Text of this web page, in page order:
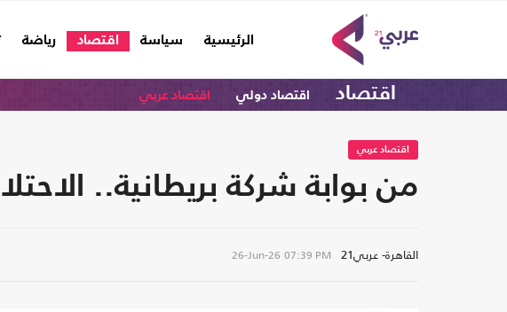
الرئيسية
(current) سياسة اقتصاد رياضة
اقتصاد اقتصاد دولي اقتصاد عربي
اقتصاد عربي
من بوابة شركة بريطانية..
القاهرة- عربي21 26-Jun-26 07:39 PM